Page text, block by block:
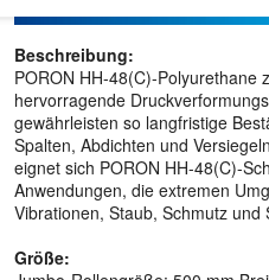
(Tage)
Beschreibung:
PORON HH-48(C)-Polyurethane
hervorragende
gewährleisten so langfristige
Spalten, Abdichten und
eignet sich PORON HH-48(C)-
Anwendungen, die extremen
Vibrationen, Staub, Schmutz
Größe: